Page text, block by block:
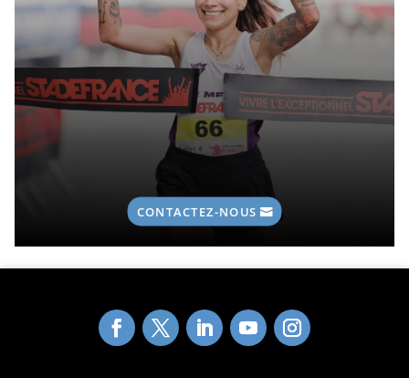
CONTACTEZ-NOUS